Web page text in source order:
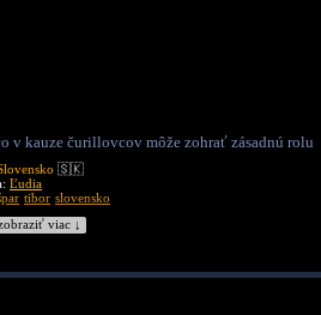
v kauze čurillovcov môže zohrať zásadnú rolu
🇸🇰
Ľudia
tibor slovensko
viac ↓